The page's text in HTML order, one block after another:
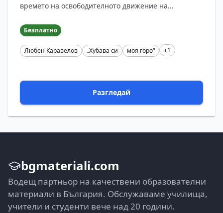
времето на освободителното движение на
Копривщица, където полу...
Безплатно
Любен Каравелов „Хубава си моя горо“ +1
Разгледай
bgmateriali.com
Водещ партньор на качествени образователни
материали в България. Обслужаваме училища,
учители и студенти вече над 20 години.